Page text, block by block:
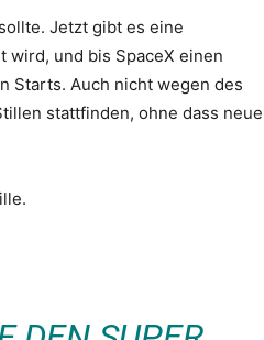
Jetzt gibt es eine
wird, und bis SpaceX einen
Starts. Auch nicht wegen des
stattfinden, ohne dass neue